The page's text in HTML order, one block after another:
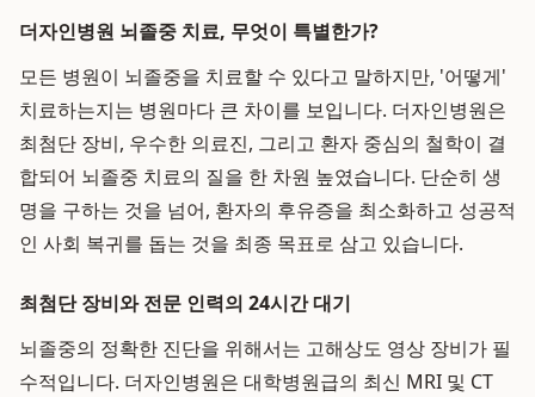
더자인병원 뇌졸중 치료, 무엇이 특별한가?
모든 병원이 뇌졸중을 치료할 수 있다고 말하지만, '어떻게'
치료하는지는 병원마다 큰 차이를 보입니다. 더자인병원은
최첨단 장비, 우수한 의료진, 그리고 환자 중심의 철학이 결
합되어 뇌졸중 치료의 질을 한 차원 높였습니다. 단순히 생
명을 구하는 것을 넘어, 환자의 후유증을 최소화하고 성공적
인 사회 복귀를 돕는 것을 최종 목표로 삼고 있습니다.
최첨단 장비와 전문 인력의 24시간 대기
뇌졸중의 정확한 진단을 위해서는 고해상도 영상 장비가 필
수적입니다. 더자인병원은 대학병원급의 최신 MRI 및 CT